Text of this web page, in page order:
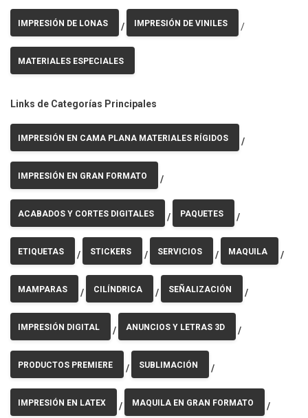
IMPRESIÓN DE LONAS / IMPRESIÓN DE VINILES /
MATERIALES ESPECIALES
Links de Categorías Principales
IMPRESIÓN EN CAMA PLANA MATERIALES RÍGIDOS /
IMPRESIÓN EN GRAN FORMATO /
ACABADOS Y CORTES DIGITALES / PAQUETES /
ETIQUETAS / STICKERS / SERVICIOS / MAQUILA /
MAMPARAS / CILÍNDRICA / SEÑALIZACIÓN /
IMPRESIÓN DIGITAL / ANUNCIOS Y LETRAS 3D /
PRODUCTOS PREMIERE / SUBLIMACIÓN /
IMPRESIÓN EN LATEX / MAQUILA EN GRAN FORMATO /